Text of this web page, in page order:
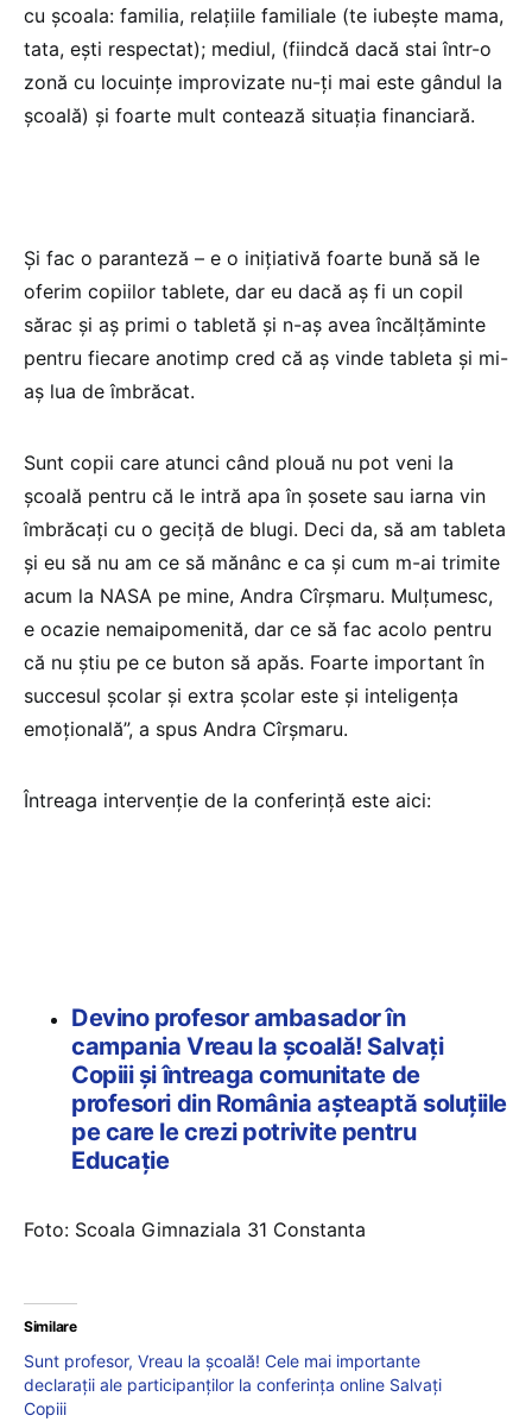
cu școala: familia, relațiile familiale (te iubește mama,
tata, ești respectat); mediul, (fiindcă dacă stai într-o
zonă cu locuințe improvizate nu-ți mai este gândul la
școală) și foarte mult contează situația financiară.
Și fac o paranteză – e o inițiativă foarte bună să le
oferim copiilor tablete, dar eu dacă aș fi un copil
sărac și aș primi o tabletă și n-aș avea încălțăminte
pentru fiecare anotimp cred că aș vinde tableta și mi-
aș lua de îmbrăcat.
Sunt copii care atunci când plouă nu pot veni la
școală pentru că le intră apa în șosete sau iarna vin
îmbrăcați cu o geciță de blugi. Deci da, să am tableta
și eu să nu am ce să mănânc e ca și cum m-ai trimite
acum la NASA pe mine, Andra Cîrșmaru. Mulțumesc,
e ocazie nemaipomenită, dar ce să fac acolo pentru
că nu știu pe ce buton să apăs. Foarte important în
succesul școlar și extra școlar este și inteligența
emoțională”, a spus Andra Cîrșmaru.
Întreaga intervenție de la conferință este aici:
Devino profesor ambasador în
campania Vreau la școală! Salvați
Copiii și întreaga comunitate de
profesori din România așteaptă soluțiile
pe care le crezi potrivite pentru
Educație
Foto: Scoala Gimnaziala 31 Constanta
Similare
Sunt profesor, Vreau la școală! Cele mai importante
declarații ale participanților la conferința online Salvați
Copiii